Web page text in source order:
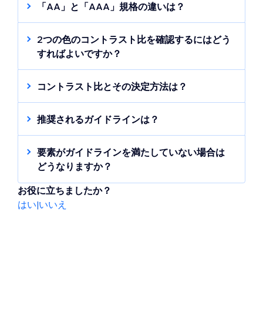
「AA」と「AAA」規格の違いは？
A、AA、AAA は WCAG が定めた基準です。
Wix コントラストチェッカーは、AA と AAA
の両方のみを測定します。
2つの色のコントラスト比を確認するにはどう
すればよいですか？
色選択ボタンを使用して 2色を選択すると、コ
ントラストは自動的に計算されます。これ
必要な基準を満たしているかどうかも示しま
す。
コントラスト比とその決定方法は？
コントラスト比のガイドラインは、2つの色を
十分に区別できるようにすることを目的とし
り、弱視や色覚異常のある人がコンテンツを
読みやすくなります。
コントラスト比が高いほど、明るい領域と暗
い領域の差が大きくなり、視覚的に明確で鮮
推奨されるガイドラインは？
Web Content Accessibility Guidelines
2.0（WCAG 2.0）は、ガイドラインの広く使
用されているガイドラインの 1つで、通常サイ
ル以上の太字）では最小コントラスト比を
4.5:1 以上、大きなテキスト（24 ピクセルまた
要素がガイドラインを満たしていない場合は
どうなりますか？
コントラストが不十分な場合、特に視覚障が
いのある方や厳しい照明条件下でコンテンツ
を閲覧している方にとって、テキストが見づ
お役に立ちましたか？
はい|いいえ